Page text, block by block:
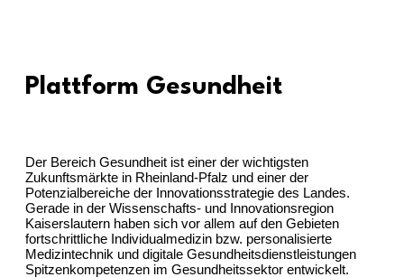
Plattform Gesundheit
Der Bereich Gesundheit ist einer der wichtigsten
Zukunftsmärkte in Rheinland-Pfalz und einer der
Potenzialbereiche der Innovationsstrategie des Landes.
Gerade in der Wissenschafts- und Innovationsregion
Kaiserslautern haben sich vor allem auf den Gebieten
fortschrittliche Individualmedizin bzw. personalisierte
Medizintechnik und digitale Gesundheitsdienstleistungen
Spitzenkompetenzen im Gesundheitssektor entwickelt.